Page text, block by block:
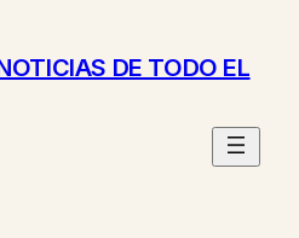
DE TODO EL